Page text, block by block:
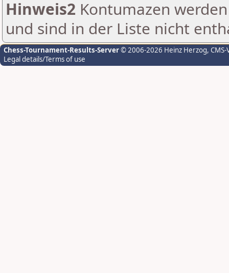
Hinweis2 Kontumazen
und sind in der Liste nicht
Chess-Tournament-Results-Server© 2006-2026 Heinz Herzog,
Legal details/Terms of use